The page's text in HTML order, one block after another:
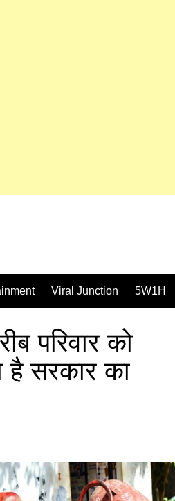
Viral Junction 5W1H
परिवार को
है सरकार का